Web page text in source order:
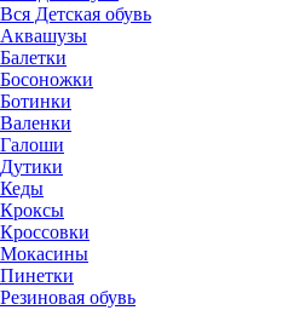
Вся Детская обувь
Аквашузы
Балетки
Босоножки
Ботинки
Валенки
Галоши
Дутики
Кеды
Кроксы
Кроссовки
Мокасины
Пинетки
Резиновая обувь